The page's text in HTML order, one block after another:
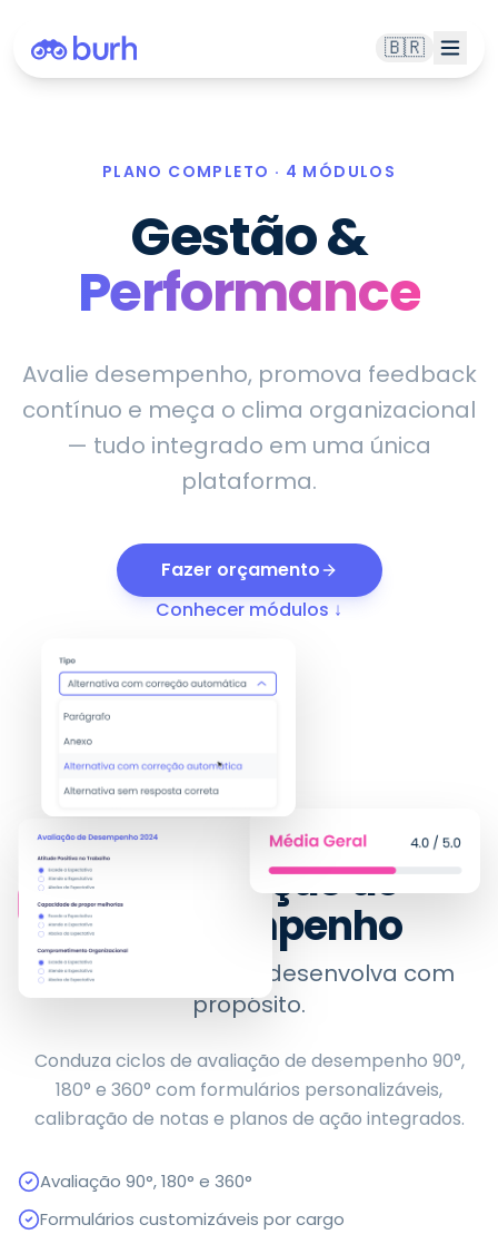
🇧🇷
PLANO COMPLETO · 4 MÓDULOS
Gestão &
Performance
Avalie desempenho, promova feedback
contínuo e meça o clima organizacional
— tudo integrado em uma única
plataforma.
Fazer orçamento
Conhecer módulos ↓
MÓDULO01
Avaliação de
Desempenho
Avalie com clareza, desenvolva com
propósito.
Conduza ciclos de avaliação de desempenho 90°,
180° e 360° com formulários personalizáveis,
calibração de notas e planos de ação integrados.
Avaliação 90°, 180° e 360°
Formulários customizáveis por cargo